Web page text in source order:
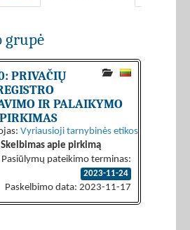
grupė
PRIVAČIŲ
IR PALAIKYMO
Vyriausioji tarnybinės etikos komisija
Skelbimas apie pirkimą
Pasiūlymų pateikimo terminas:
2023-11-24
Paskelbimo data: 2023-11-17